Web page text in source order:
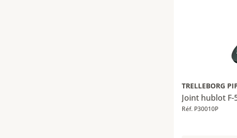
TRELLEBORG
Joint hublot F-
Réf. P30010P